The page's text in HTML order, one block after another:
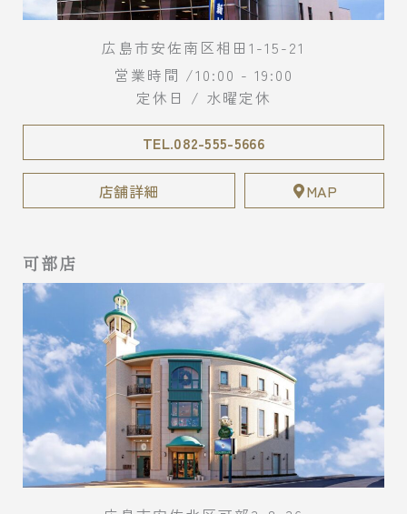
広島市安佐南区相田1-15-21
営業時間 /10:00 - 19:00
定休日 / 水曜定休
TEL.082-555-5666
店舗詳細 MAP
可部店